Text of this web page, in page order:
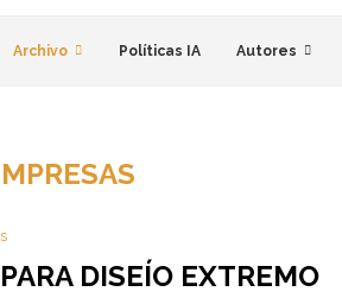
Archivo Políticas IA Autores
DISEÍO EXTREMO